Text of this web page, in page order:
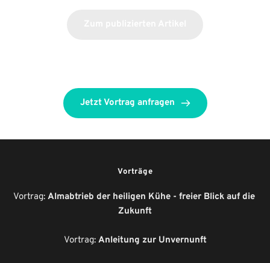
Jetzt Vortrag anfragen
Vorträge
Vortrag: Almabtrieb der heiligen Kühe - freier Blick auf die
Zukunft
Vortrag: Anleitung zur Unvernunft